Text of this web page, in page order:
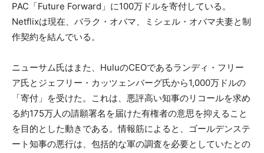
PAC「Future Forward」に100万ドルを寄付している。
Netflixは現在、バラク・オバマ、ミシェル・オバマ夫妻と制
作契約を結んでいる。
ニューサム氏はまた、HuluのCEOであるランディ・フリー
ア氏とジェフリー・カッツェンバーグ氏から1,000万ドルの
「寄付」を受けた。これは、悪評高い知事のリコールを求め
る約175万人の請願署名を届けた有権者の意思を抑えること
を目的とした動きである。情報筋によると、ゴールデンステ
ート知事の悪行は、包括的な軍の調査を必要としていたとの